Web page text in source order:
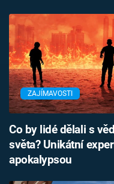
ZAJÍMAVOSTI
Co by lidé dělali s
světa? Unikátní
apokalypsou